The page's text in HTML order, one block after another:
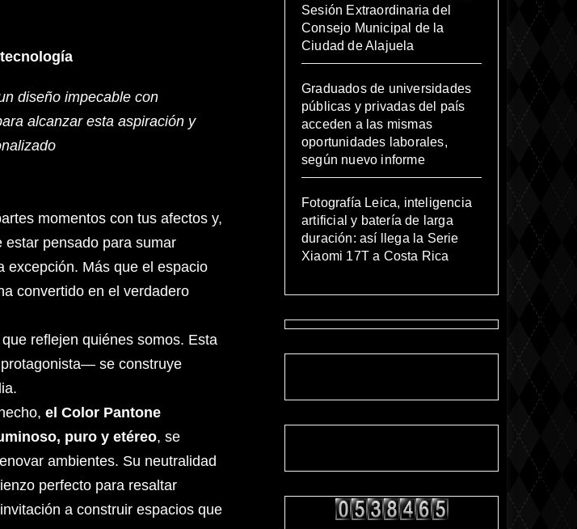
diseño impecable con
alcanzar esta aspiración y
momentos con tus afectos y,
pensado para sumar
excepción. Más que el espacio
convertido en el verdadero
reflejen quiénes somos. Esta
se construye
el Color Pantone
puro y etéreo, se
ambientes. Su neutralidad
perfecto para resaltar
a construir espacios que
Sesión Extraordinaria del
Consejo Municipal de la
Ciudad de Alajuela
Graduados de universidades
públicas y privadas del país
acceden a las mismas
oportunidades laborales,
según nuevo informe
Fotografía Leica, inteligencia
artificial y batería de larga
duración: así llega la Serie
Xiaomi 17T a Costa Rica